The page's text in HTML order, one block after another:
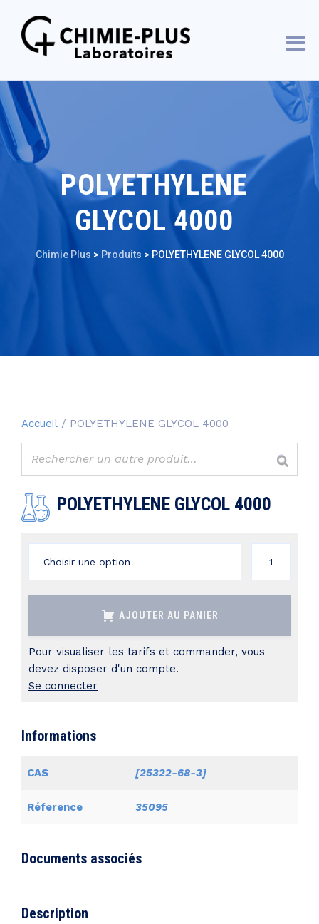
POLYETHYLENE
GLYCOL 4000
Chimie Plus > Produits > POLYETHYLENE GLYCOL 4000
Accueil / POLYETHYLENE GLYCOL 4000
POLYETHYLENE GLYCOL 4000
quantité
de
AJOUTER AU PANIER
Pour visualiser les tarifs et commander, vous
devez disposer d'un compte.
Se connecter
Informations
CAS [25322-68-3]
Réference 35095
Documents associés
Description